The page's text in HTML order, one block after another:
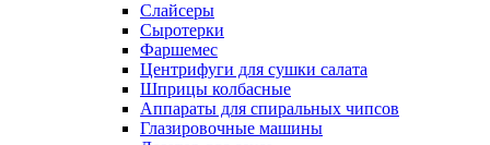
Слайсеры
Сыротерки
Фаршемес
Центрифуги для сушки салата
Шприцы колбасные
Аппараты для спиральных чипсов
Глазировочные машины